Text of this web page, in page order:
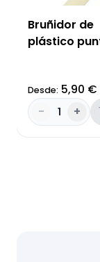
Bruñidor de
plástico
Desde: 5,90 €
-
1 +